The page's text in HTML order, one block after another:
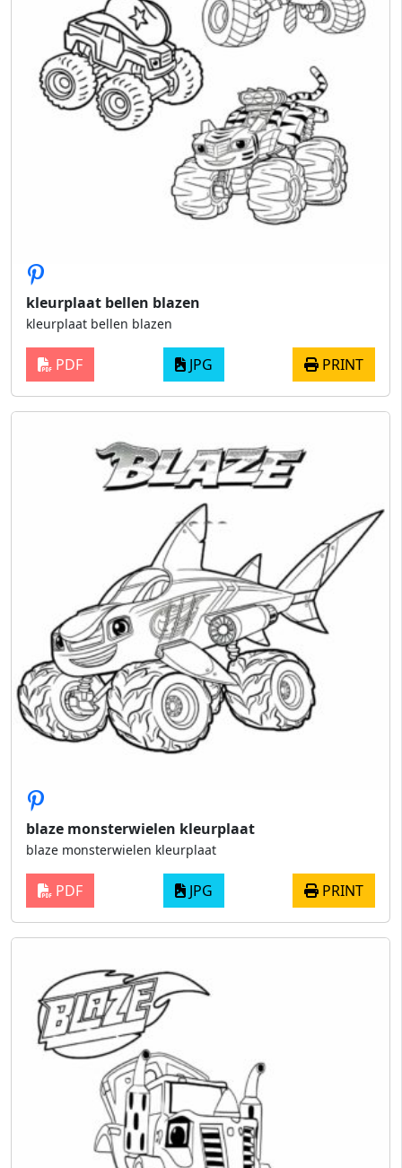
kleurplaat bellen blazen
kleurplaat bellen blazen
PDF JPG PRINT
blaze monsterwielen kleurplaat
blaze monsterwielen kleurplaat
PDF JPG PRINT